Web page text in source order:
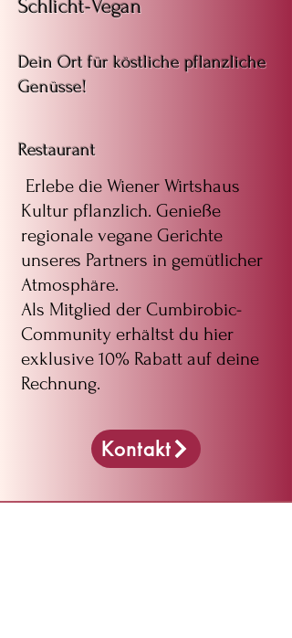
Schlicht-Vegan
Dein Ort für köstliche pflanzliche
Genüsse!
Restaurant
Erlebe die Wiener Wirtshaus
Kultur pflanzlich. Genieße
regionale vegane Gerichte
unseres Partners in gemütlicher
Atmosphäre.
Als Mitglied der Cumbirobic-
Community erhältst du hier
exklusive 10% Rabatt auf deine
Rechnung.
Kontakt